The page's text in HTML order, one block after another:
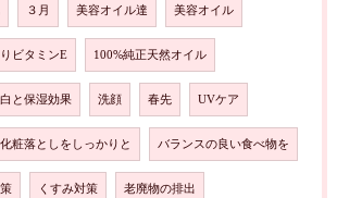
３月 美容オイル達 美容オイル
ビタミンE 100%純正天然オイル
と保湿効果 洗顔 春先 UVケア
化粧落としをしっかりと バランスの良い食べ物を
くすみ対策 老廃物の排出